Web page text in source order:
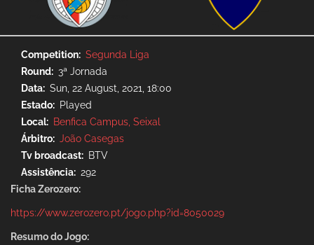
Competition
Segunda Liga
Round
3ª Jornada
Data
Sun, 22 August, 2021, 18:00
Estado
Played
Local
Benfica Campus, Seixal
Árbitro
João Casegas
Tv broadcast
BTV
Assistência
292
Ficha Zerozero:
https://www.zerozero.pt/jogo.php?id=8050029
Resumo do Jogo: